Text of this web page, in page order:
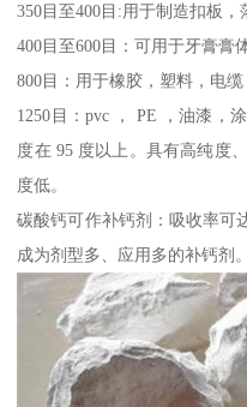
350目至400目:用于制造扣板，
400目至600目：可用于牙膏膏
800目：用于橡胶，塑料，电
1250目：pvc ， PE ，油漆，
度在 95 度以上。具有高纯度
度低。
碳酸钙可作补钙剂：吸收率可
成为剂型多、应用多的补钙剂。